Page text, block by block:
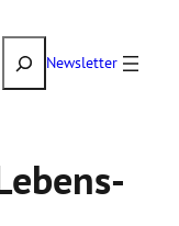
SuchenNewsletter